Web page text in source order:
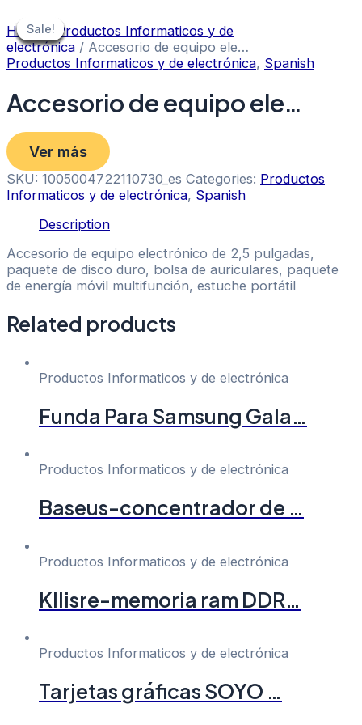
to
content
Home/ Productos Informaticos y de
electrónica / Accesorio de equipo ele…
Productos Informaticos y de electrónica, Spanish
Accesorio de equipo ele…
Ver más
SKU: 1005004722110730_es Categories: Productos
Informaticos y de electrónica, Spanish
Description
Accesorio de equipo electrónico de 2,5 pulgadas,
paquete de disco duro, bolsa de auriculares, paquete
de energía móvil multifunción, estuche portátil
Related products
Sale!
Sale!
Productos Informaticos y de electrónica
Funda Para Samsung Gala…
Sale!
Sale!
Productos Informaticos y de electrónica
Baseus-concentrador de …
Sale!
Sale!
Productos Informaticos y de electrónica
Kllisre-memoria ram DDR…
Sale!
Sale!
Productos Informaticos y de electrónica
Tarjetas gráficas SOYO …